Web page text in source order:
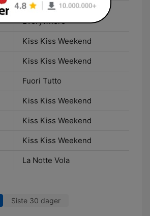
Kisskissmusic Play
Everywhere
Kiss Kiss Weekend
Kiss Kiss Weekend
Fuori Tutto
Kiss Kiss Weekend
Kiss Kiss Weekend
Kiss Kiss Weekend
La Notte Vola
Siste 30 dager